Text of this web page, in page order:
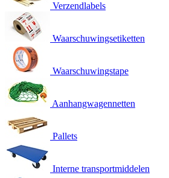
Verzendlabels
Waarschuwingsetiketten
Waarschuwingstape
Aanhangwagennetten
Pallets
Interne transportmiddelen